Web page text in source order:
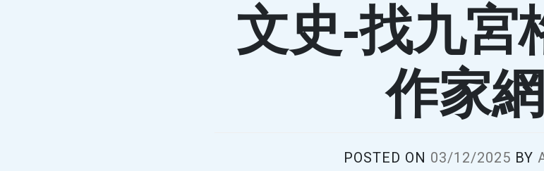
文史-找九宮
作家網
POSTED ON 03/12/2025 BY